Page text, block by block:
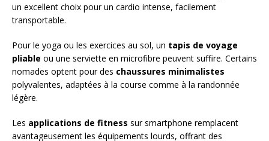
un excellent choix pour un cardio intense, facilement
transportable.
Pour le yoga ou les exercices au sol, un tapis de voyage
pliable ou une serviette en microfibre peuvent suffire. Certains
nomades optent pour des chaussures minimalistes
polyvalentes, adaptées à la course comme à la randonnée
légère.
Les applications de fitness sur smartphone remplacent
avantageusement les équipements lourds, offrant des